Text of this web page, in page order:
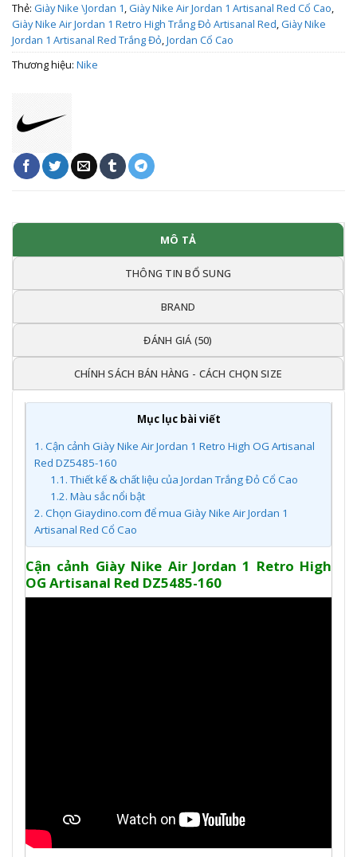
Thẻ: Giày Nike \Jordan 1, Giày Nike Air Jordan 1 Artisanal Red Cổ Cao,
Giày Nike Air Jordan 1 Retro High Trắng Đỏ Artisanal Red, Giày Nike
Jordan 1 Artisanal Red Trắng Đỏ,Jordan Cổ Cao
Thương hiệu: Nike
MÔ TẢ
THÔNG TIN BỔ SUNG
BRAND
ĐÁNH GIÁ (50)
CHÍNH SÁCH BÁN HÀNG - CÁCH CHỌN SIZE
Mục lục bài viết
1. Cận cảnh Giày Nike Air Jordan 1 Retro High OG Artisanal
Red DZ5485-160
1.1.Thiết kế & chất liệu của Jordan Trắng Đỏ Cổ Cao
1.2. Màu sắc nổi bật
2. Chọn Giaydino.com để mua Giày Nike Air Jordan 1
Artisanal Red Cổ Cao
Cận cảnh Giày Nike Air Jordan 1 Retro High
OG Artisanal Red DZ5485-160